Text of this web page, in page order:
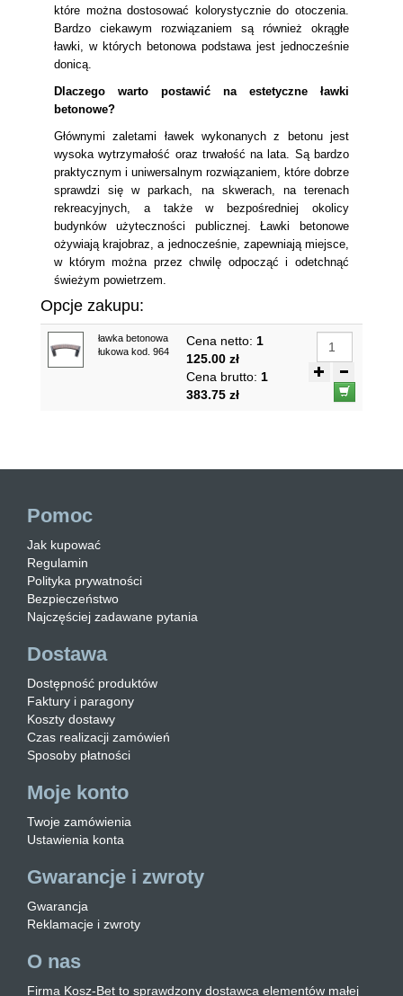
które można dostosować kolorystycznie do otoczenia.
Bardzo ciekawym rozwiązaniem są również okrągłe
ławki, w których betonowa podstawa jest jednocześnie
donicą.
Dlaczego warto postawić na estetyczne ławki
betonowe?
Głównymi zaletami ławek wykonanych z betonu jest
wysoka wytrzymałość oraz trwałość na lata. Są bardzo
praktycznym i uniwersalnym rozwiązaniem, które dobrze
sprawdzi się w parkach, na skwerach, na terenach
rekreacyjnych, a także w bezpośredniej okolicy
budynków użyteczności publicznej. Ławki betonowe
ożywiają krajobraz, a jednocześnie, zapewniają miejsce,
w którym można przez chwilę odpocząć i odetchnąć
świeżym powietrzem.
Opcje zakupu:
ławka betonowa
łukowa kod. 964
Cena netto: 1
125.00 zł
Cena brutto: 1
383.75 zł
Pomoc
Jak kupować
Regulamin
Polityka prywatności
Bezpieczeństwo
Najczęściej zadawane pytania
Dostawa
Dostępność produktów
Faktury i paragony
Koszty dostawy
Czas realizacji zamówień
Sposoby płatności
Moje konto
Twoje zamówienia
Ustawienia konta
Gwarancje i zwroty
Gwarancja
Reklamacje i zwroty
O nas
Firma Kosz-Bet to sprawdzony dostawca elementów małej